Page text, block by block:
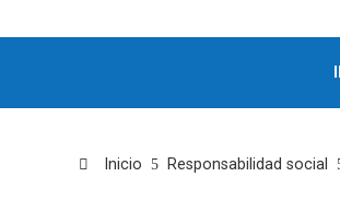
Inicio Responsabilidad social